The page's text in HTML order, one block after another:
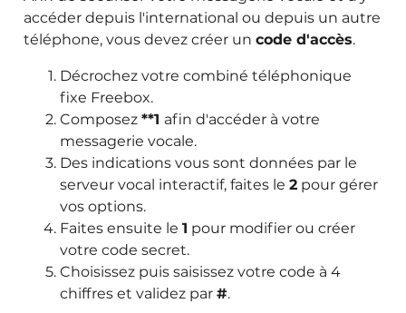
accéder depuis l'international ou depuis un autre
téléphone, vous devez créer uncode d'accès.
Décrochez votre combiné téléphonique
fixe Freebox.
Composez**1 afin d'accéder à votre
messagerie vocale.
Des indications vous sont données par le
serveur vocal interactif, faites le2 pour gérer
vos options.
Faites ensuite le1 pour modifier ou créer
votre code secret.
Choisissez puis saisissez votre code à 4
chiffres et validez par#.